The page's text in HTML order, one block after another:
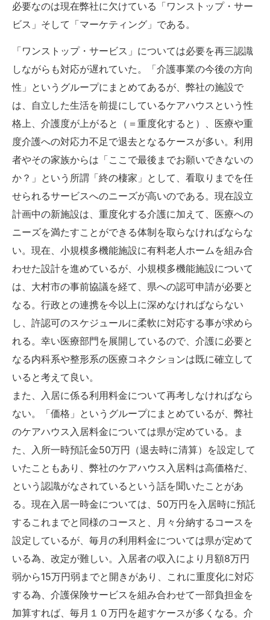
必要なのは現在弊社に欠けている「ワンストップ・サー
ビス」そして「マーケティング」である。
「ワンストップ・サービス」については必要を再三認識
しながらも対応が遅れていた。「介護事業の今後の方向
性」というグループにまとめてあるが、弊社の施設で
は、自立した生活を前提にしているケアハウスという性
格上、介護度が上がると（＝重度化すると）、医療や重
度介護への対応力不足で退去となるケースが多い。利用
者やその家族からは「ここで最後までお願いできないの
か？」という所謂「終の棲家」として、看取りまでを任
せられるサービスへのニーズが高いのである。現在設立
計画中の新施設は、重度化する介護に加えて、医療への
ニーズを満たすことができる体制を取らなければならな
い。現在、小規模多機能施設に有料老人ホームを組み合
わせた設計を進めているが、小規模多機能施設について
は、大村市の事前協議を経て、県への認可申請が必要と
なる。行政との連携を今以上に深めなければならない
し、許認可のスケジュールに柔軟に対応する事が求めら
れる。幸い医療部門を展開しているので、介護に必要と
なる内科系や整形系の医療コネクションは既に確立して
いると考えて良い。
また、入居に係る利用料金について再考しなければなら
ない。「価格」というグループにまとめているが、弊社
のケアハウス入居料金については県が定めている。ま
た、入所一時預託金50万円（退去時に清算）を設定して
いたこともあり、弊社のケアハウス入居料は高価格だ、
という認識がなされているという話を聞いたことがあ
る。現在入居一時金については、50万円を入居時に預託
するこれまでと同様のコースと、月々分納するコースを
設定しているが、毎月の利用料金については県が定めて
いる為、改定が難しい。入居者の収入により月額8万円
弱から15万円弱までと開きがあり、これに重度化に対応
する為、介護保険サービスを組み合わせて一部負担金を
加算すれば、毎月１０万円を超すケースが多くなる。介